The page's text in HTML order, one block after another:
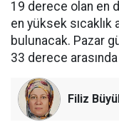
19 derece olan en
en yüksek
bulunacak. Pazar
33 derece
Filiz